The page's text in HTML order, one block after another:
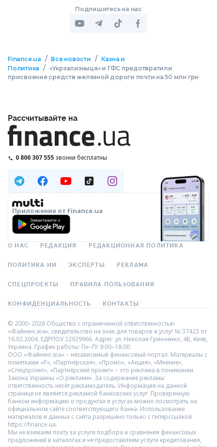
Подпишитесь на нас
Finance.ua / Все новости /
Казна и
Политика
/ «Укрзализныця» и ГФС предотвратили
присвоение средств железной дороги почти на 50 млн грн
Рассчитывайте на
0 800 307 555 звонки бесплатны
Приложение от Finance.ua
О НАС РЕДАКЦИЯ РЕДАКЦИОННАЯ ПОЛИТИКА
ПОЛИТИКА ИИ ЭКСПЕРТЫ РЕКЛАМА
СПЕЦПРОЕКТЫ ПРАВИЛА ПОЛЬЗОВАНИЯ
КОНФИДЕНЦИАЛЬНОСТЬ КОНТАКТЫ
© 2000–2026 Общество с ограниченной ответственностью
«Файненс.юа», свидетельство на знак для товаров и услуг № 37423 от
16.02.2004, ЕДРПОУ 22929966. Адрес: ул. Николая Гринченко, 4В, Киев,
Украина. График работы: Пн–Пт 9:00–18:00.
ООО «Файненс.юа» – независимый финансовый портал. Материалы с
пометками «Р», «Партнёрская», «Промо», «Акция», «Мнение»,
«Спецпроект», «Партнёрский проект» – это реклама в понимании
Закона Украины «О рекламе». За содержание рекламы
ответственность несёт рекламодатель. Информация на данной
странице не является рекламой банковских услуг. Проверенную
банком информацию о продуктах и услугах можно посмотреть на
официальном сайте соответствующего банка. Использование
материалов и данных с сайта разрешено только с гиперссылкой
https://finance.ua.
Мы не взимаем плату за услуги подбора и сравнения финансовых
предложений в каталогах и не предоставляем услуги кредитования,